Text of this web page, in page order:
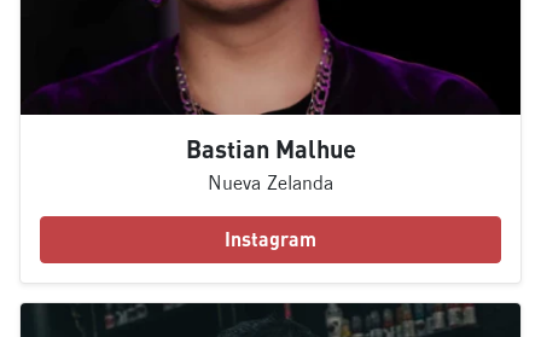
Bastian Malhue
Nueva Zelanda
Instagram